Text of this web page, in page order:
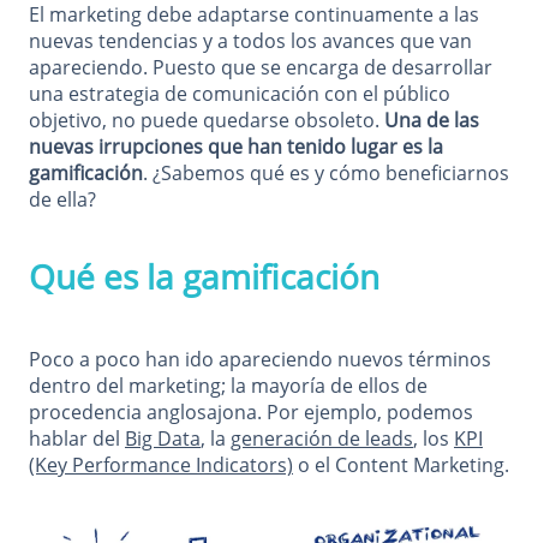
El marketing debe adaptarse continuamente a las
nuevas tendencias y a todos los avances que van
apareciendo. Puesto que se encarga de desarrollar
una estrategia de comunicación con el público
objetivo, no puede quedarse obsoleto. Una de las
nuevas irrupciones que han tenido lugar es la
gamificación. ¿Sabemos qué es y cómo beneficiarnos
de ella?
Qué es la gamificación
Poco a poco han ido apareciendo nuevos términos
dentro del marketing; la mayoría de ellos de
procedencia anglosajona. Por ejemplo, podemos
hablar del Big Data, la generación de leads, los KPI
(Key Performance Indicators) o el Content Marketing.